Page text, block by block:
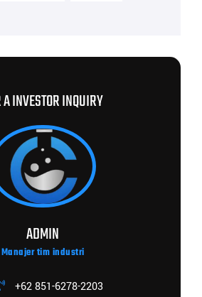
A INVESTOR INQUIRY
ADMIN
Manajer tim industri
+62 851-6278-2203